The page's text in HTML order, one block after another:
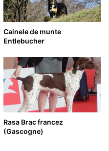
Cainele de munte
Entlebucher
Rasa Brac francez
(Gascogne)